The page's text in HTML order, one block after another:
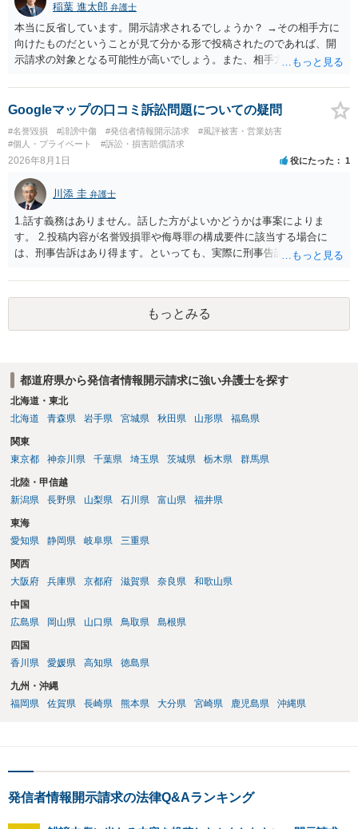
稲葉 進太郎 弁護士
本当に反省しています。開示請求されるでしょうか？ →その相手方に
向けたものだということが見て分かる形で投稿されたのであれば、開
示請求の対象となる可能性が高いでしょう。また、相手方の投稿した
と存じます。発信者情報開示請求が進むと、投稿に使った回線の契約
者のところに、意見照会がなされます。アカウント情報開示の場合
は、アカウントの登録メールに意見照会がなされます。 また、された
場合賠償金はいくらでしょうか。 →ケースバイケースであり、数万円
から１００万単位まで様々でしょう。裁判外であれば交渉して相手方
Googleマップの口コミ訴訟問題についての疑問
#名誉毀損 #誹謗中傷 #発信者情報開示請求
#風評被害・営業妨害
#個人・プライベート
#訴訟・損害賠償請求
2026年8月1日 役にたった 1
川添 圭 弁護士
1.話す義務はありません。話した方がよいかどうかは事案によりま
す。 2.投稿内容が名誉毀損罪や侮辱罪の構成要件に該当する場合に
は、刑事告訴はあり得ます。といっても、実際に刑事告訴に動くかど
です。Googleは電話番号の開示請求もできることが多いので、少しで
も特定可能になるよう、複数ルートで開示請求が行われることが多い
です。さらにいえば、利用者からの口コミ投稿の場合、開示請求者は
ある程度対象者を特定できている（ただし証拠による裏付けか必要な
もっとみる
都道府県から発信者情報開示請求に強い弁護士を探す
北海道・東北
北海道
青森県 岩手県 宮城県 秋田県 山形県 福島県
関東
東京都
神奈川県 千葉県 埼玉県 茨城県 栃木県 群馬県
北陸・甲信越
新潟県
長野県 山梨県 石川県 富山県 福井県
東海
愛知県
静岡県 岐阜県 三重県
関西
大阪府
兵庫県 京都府 滋賀県 奈良県 和歌山県
中国
広島県
岡山県 山口県 鳥取県 島根県
四国
香川県
愛媛県 高知県 徳島県
九州・沖縄
福岡県
佐賀県 長崎県 熊本県 大分県 宮崎県 鹿児島県 沖縄県
発信者情報開示請求の法律Q&Aランキング